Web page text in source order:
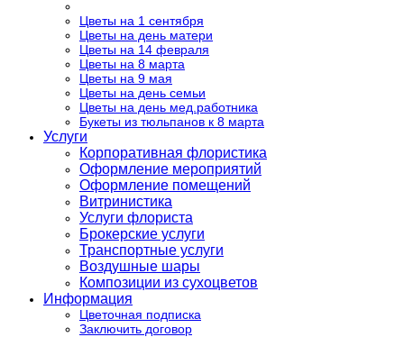
Цветы на 1 сентября
Цветы на день матери
Цветы на 14 февраля
Цветы на 8 марта
Цветы на 9 мая
Цветы на день семьи
Цветы на день мед.работника
Букеты из тюльпанов к 8 марта
Услуги
Корпоративная флористика
Оформление мероприятий
Оформление помещений
Витринистика
Услуги флориста
Брокерские услуги
Транспортные услуги
Воздушные шары
Композиции из сухоцветов
Информация
Цветочная подписка
Заключить договор